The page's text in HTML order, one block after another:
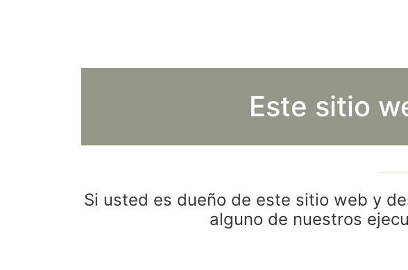
Este sitio
Si usted es dueño de este sitio web y
alguno de nuestros